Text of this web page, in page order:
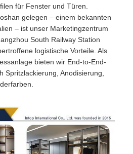
für Fenster und Türen.
gelegen – einem bekannten
– ist unser Marketingzentrum
South Railway Station
logistische Vorteile. Als
bieten wir End-to-End-
Spritzlackierung, Anodisierung,